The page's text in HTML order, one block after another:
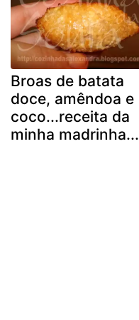
Broas de batata
doce, amêndoa e
coco...receita da
minha madrinha...